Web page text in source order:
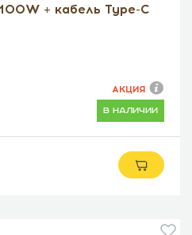
+ кабель Type-C
в наличии
АКЦИЯ